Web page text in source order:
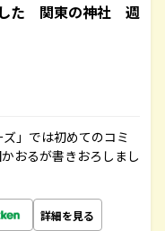
た 関東の神社 週
」では初めてのコミ
おるが書きおろしまし
詳細を見る